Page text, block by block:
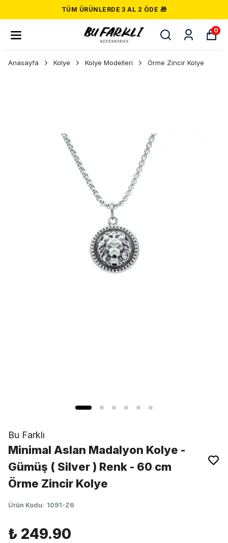
TÜM ÜRÜNLERDE 3 AL 2 ÖDE 🎁
0
Anasayfa Kolye Kolye Modelleri Örme Zincir Kolye
Bu Farklı
Minimal Aslan Madalyon Kolye -
Gümüş ( Silver ) Renk - 60 cm
Örme Zincir Kolye
Ürün Kodu: 1091-Z6
₺ 249.90